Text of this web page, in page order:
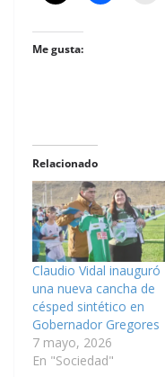
Me gusta:
Relacionado
Claudio Vidal inauguró
una nueva cancha de
césped sintético en
Gobernador Gregores
7 mayo, 2026
En "Sociedad"